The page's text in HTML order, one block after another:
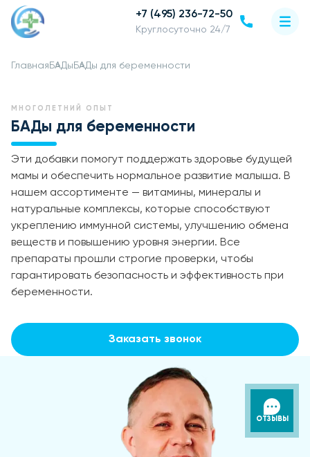
+7 (495) 236-72-50
Круглосуточно 24/7
Главная БАДы БАДы для беременности
МНОГОЛЕТНИЙ ОПЫТ
БАДы для беременности
Эти добавки помогут поддержать здоровье будущей
мамы и обеспечить нормальное развитие малыша. В
нашем ассортименте — витамины, минералы и
натуральные комплексы, которые способствуют
укреплению иммунной системы, улучшению обмена
веществ и повышению уровня энергии. Все
препараты прошли строгие проверки, чтобы
гарантировать безопасность и эффективность при
беременности.
Заказать звонок
ОТЗЫВЫ